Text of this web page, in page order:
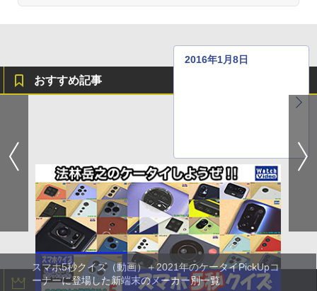
2016年1月8日
おすすめ記事
スマホ5秒クイズ（動画）＋2021年のケータイPickUpコ
ーナーに登場した新端末のメーカー別一覧
● ● ●
アクセスランキング